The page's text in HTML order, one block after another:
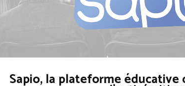
Sapio, la plateforme